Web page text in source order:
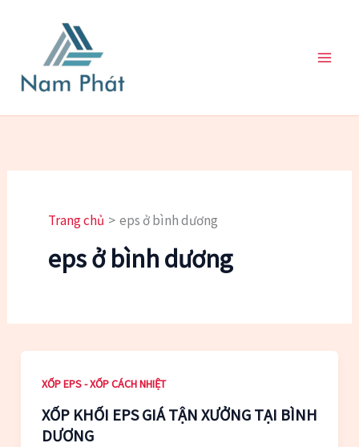
dung
Trang chủ eps ở bình dương
eps ở bình dương
XỐP EPS - XỐP CÁCH NHIỆT
XỐP KHỐI EPS GIÁ TẬN XƯỞNG TẠI BÌNH
DƯƠNG